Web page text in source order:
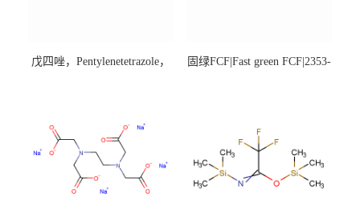
戊四唑，Pentylenetetrazole，
固绿FCF|Fast green FCF|2353-